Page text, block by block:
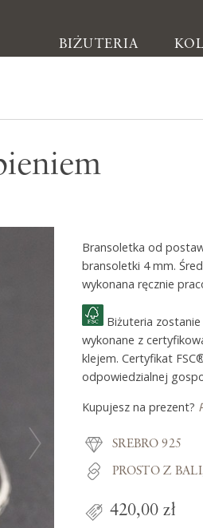
BIŻUTERIA
Pierścionki
Broszki
Inne
Z
O Adorre
Bransoletka od
bransoletki 4 mm.
wykonana ręcznie
Biżuteria
wykonane z
klejem. Certyfikat
odpowiedzialnej
Kupujesz na prezent?
SREBRO 925
PROSTO Z BALI
420,00 zł